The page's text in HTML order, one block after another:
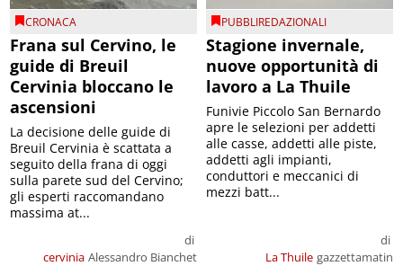
CRONACA
Frana sul Cervino, le
guide di Breuil
Cervinia bloccano le
ascensioni
cervinia
di
Alessandro Bianchet
La decisione delle guide di
Breuil Cervinia è scattata a
seguito della frana di oggi
sulla parete sud del Cervino;
gli esperti raccomandano
massima at...
PUBBLIREDAZIONALI
Stagione invernale,
nuove opportunità di
lavoro a La Thuile
La Thuile
di
gazzettamatin
Funivie Piccolo San Bernardo
apre le selezioni per addetti
alle casse, addetti alle piste,
addetti agli impianti,
conduttori e meccanici di
mezzi batt...